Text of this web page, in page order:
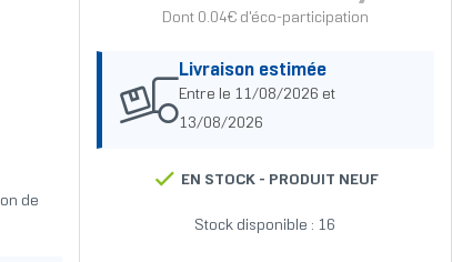
de
Dont 0.04€ d'éco-participation
Livraison estimée
Entre le 11/08/2026 et
13/08/2026
EN STOCK - PRODUIT NEUF
Stock disponible : 16